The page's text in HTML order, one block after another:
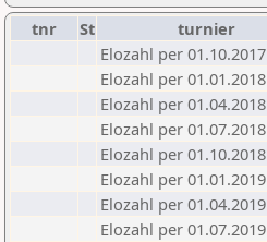
tnr St turnier
Elozahl per 01.10.2017
Elozahl per 01.01.2018
Elozahl per 01.04.2018
Elozahl per 01.07.2018
Elozahl per 01.10.2018
Elozahl per 01.01.2019
Elozahl per 01.04.2019
Elozahl per 01.07.2019